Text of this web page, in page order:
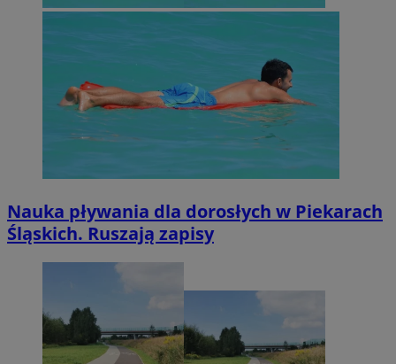
Nauka pływania dla dorosłych w Piekarach
Śląskich. Ruszają zapisy